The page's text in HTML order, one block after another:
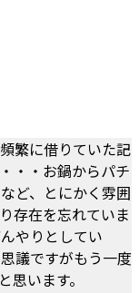
繁に借りていた記
・・お鍋からパチ
ど、とにかく雰囲
存在を忘れていま
やりとしてい
議ですがもう一度
います。